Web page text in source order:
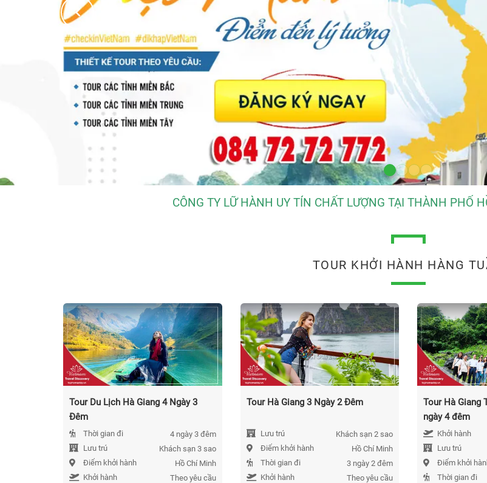
CÔNG TY LỮ HÀNH UY TÍN CHẤT LƯỢNG TẠI THÀNH PHỐ
TOUR KHỞI HÀNH HÀNG
Tour Du Lịch Hà Giang 4 Ngày 3
Đêm
Thời gian đi
4 ngày 3 đêm
Lưu trú
Khách sạn 3 sao
Điểm khởi hành
Hồ Chí Minh
Khởi hành
Theo yêu cầu
Tour Hà Giang 3 Ngày 2 Đêm
Lưu trú
Khách sạn 2 sao
Điểm khởi hành
Hồ Chí Minh
Thời gian đi
3 ngày 2 đêm
Khởi hành
Theo yêu cầu
Tour Hà Giang
ngày 4 đêm
Khởi hành
Lưu trú
Điểm khởi
Thời gian đi